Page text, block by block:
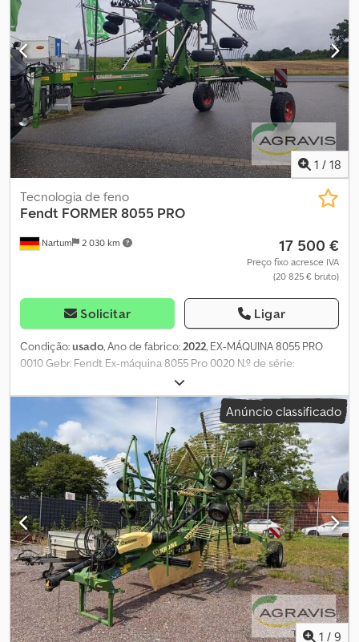
1 / 18
Nartum 2 030 km
Tecnologia de feno
Fendt FORMER 8055 PRO
17 500 €
Preço fixo acresce IVA
(20 825 € bruto)
Solicitar Ligar
Condição:usado, Ano de fabrico:2022, EX-MÁQUINA 8055 PRO
0010 Gebr. Fendt Ex-máquina 8055 Pro 0020 N.º de série:
WAMTYERBEMG025165 0030 Ano de fabrico: 2022 Cedpfx Aszqp
Iiskceha 0040 Sistema de dois rotores central 0050 Suspensão
por braços inferiores 0060 Pneus: 300/80 - 15,3 0070 Sistema de
iluminação 0080 Chassi com dois eixos e rotores 0090 Lona de
cobertura 0100 Elevação do rotor único
Anúncio classificado
1 / 9